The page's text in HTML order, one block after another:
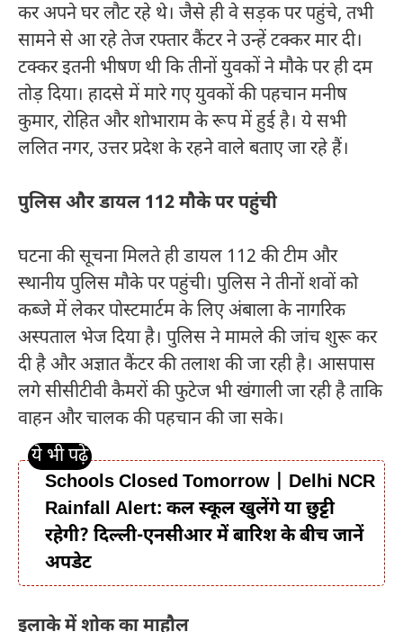
कर अपने घर लौट रहे थे। जैसे ही वे सड़क पर पहुंचे, तभी
सामने से आ रहे तेज रफ्तार कैंटर ने उन्हें टक्कर मार दी।
टक्कर इतनी भीषण थी कि तीनों युवकों ने मौके पर ही दम
तोड़ दिया। हादसे में मारे गए युवकों की पहचान मनीष
कुमार, रोहित और शोभाराम के रूप में हुई है। ये सभी
ललित नगर, उत्तर प्रदेश के रहने वाले बताए जा रहे हैं।
पुलिस और डायल 112 मौके पर पहुंची
घटना की सूचना मिलते ही डायल 112 की टीम और
स्थानीय पुलिस मौके पर पहुंची। पुलिस ने तीनों शवों को
कब्जे में लेकर पोस्टमार्टम के लिए अंबाला के नागरिक
अस्पताल भेज दिया है। पुलिस ने मामले की जांच शुरू कर
दी है और अज्ञात कैंटर की तलाश की जा रही है। आसपास
लगे सीसीटीवी कैमरों की फुटेज भी खंगाली जा रही है ताकि
वाहन और चालक की पहचान की जा सके।
Schools Closed Tomorrow | Delhi NCR
Rainfall Alert: कल स्कूल खुलेंगे या छुट्टी
रहेगी? दिल्ली-एनसीआर में बारिश के बीच जानें
अपडेट
इलाके में शोक का माहौल